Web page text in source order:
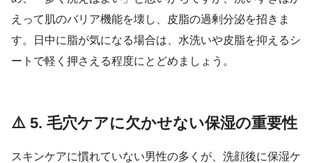
えって肌のバリア機能を壊し、皮脂の過剰分泌を招きま
す。日中に脂が気になる場合は、水洗いや皮脂を抑えるシ
ートで軽く押さえる程度にとどめましょう。
⚠️ 5. 毛穴ケアに欠かせない保湿の重要性
スキンケアに慣れていない男性の多くが、洗顔後に保湿ケ